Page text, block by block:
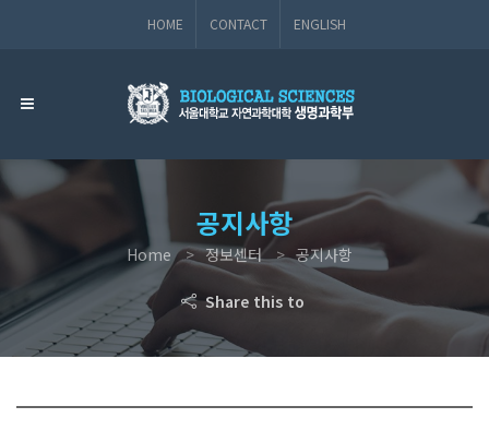
HOME CONTACT ENGLISH
공지사항
Home 정보센터 공지사항
Share this to